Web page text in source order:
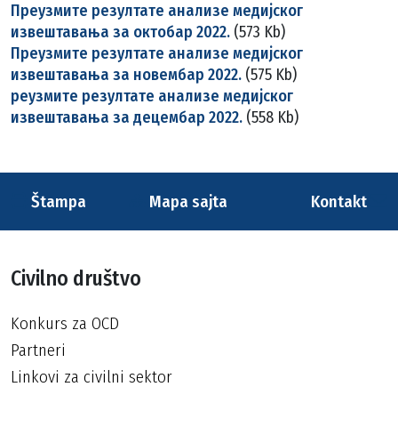
Преузмите резултате анализе медијског
извештавања за октобар 2022. (573 Kb)
Преузмите резултате анализе медијског
извештавања за новембар 2022. (575 Kb)
реузмите резултате анализе медијског
извештавања за децембар 2022. (558 Kb)
Štampa Mapa sajta Kontakt
Civilno društvo
Konkurs za OCD
Partneri
Linkovi za civilni sektor